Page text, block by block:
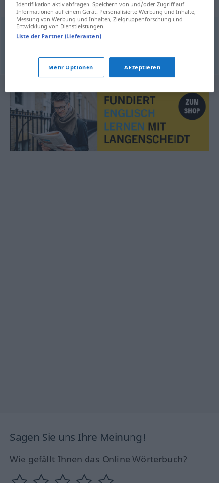
Synonyme für "hexadecimal"
hex
© Princeton University
Sagen Sie uns Ihre Meinung!
Wie gefällt Ihnen das Online Wörterbuch?
Identifikation aktiv abfragen. Speichern von und/oder Zugriff auf
Informationen auf einem Gerät. Personalisierte Werbung und Inhalte,
Messung von Werbung und Inhalten, Zielgruppenforschung und
Entwicklung von Dienstleistungen.
Liste der Partner (Lieferanten)
Mehr Optionen Akzeptieren